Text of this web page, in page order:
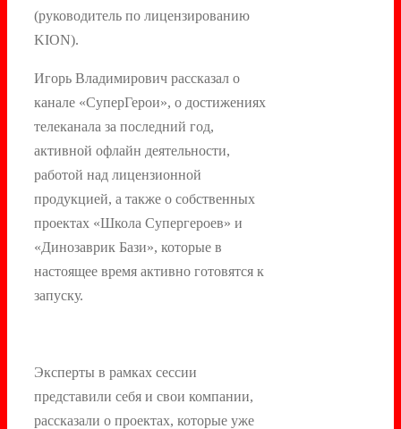
(руководитель по лицензированию
KION).
Игорь Владимирович рассказал о
канале «СуперГерои», о достижениях
телеканала за последний год,
активной офлайн деятельности,
работой над лицензионной
продукцией, а также о собственных
проектах «Школа Супергероев» и
«Динозаврик Бази», которые в
настоящее время активно готовятся к
запуску.
Эксперты в рамках сессии
представили себя и свои компании,
рассказали о проектах, которые уже